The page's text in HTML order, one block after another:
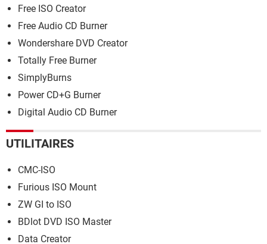
Free ISO Creator
Free Audio CD Burner
Wondershare DVD Creator
Totally Free Burner
SimplyBurns
Power CD+G Burner
Digital Audio CD Burner
UTILITAIRES
CMC-ISO
Furious ISO Mount
ZW GI to ISO
BDlot DVD ISO Master
Data Creator